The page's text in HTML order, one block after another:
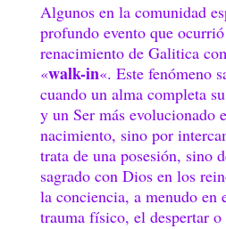
Algunos en la comunidad
profundo evento que
renacimiento de Galitica
«walk-in«. Este fenómeno
cuando un alma completa
y un Ser más evolucionado
nacimiento, sino por
trata de una posesión, sino
sagrado con Dios en los
la conciencia, a menudo en
trauma físico, el despertar o